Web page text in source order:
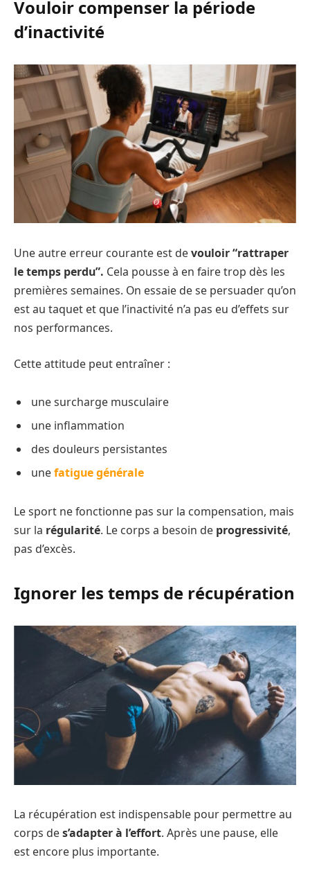
Vouloir compenser la période
d’inactivité
Une autre erreur courante est devouloir “rattraper
le temps perdu”. Cela pousse à en faire trop dès les
premières semaines. On essaie de se persuader qu’on
est au taquet et que l’inactivité n’a pas eu d’effets sur
nos performances.
Cette attitude peut entraîner :
une surcharge musculaire
une inflammation
des douleurs persistantes
unefatigue générale
Le sport ne fonctionne pas sur la compensation, mais
sur la régularité. Le corps a besoin de progressivité,
pas d’excès.
Ignorer les temps de récupération
La récupération est indispensable pour permettre au
corps des’adapter à l’effort. Après une pause, elle
est encore plus importante.